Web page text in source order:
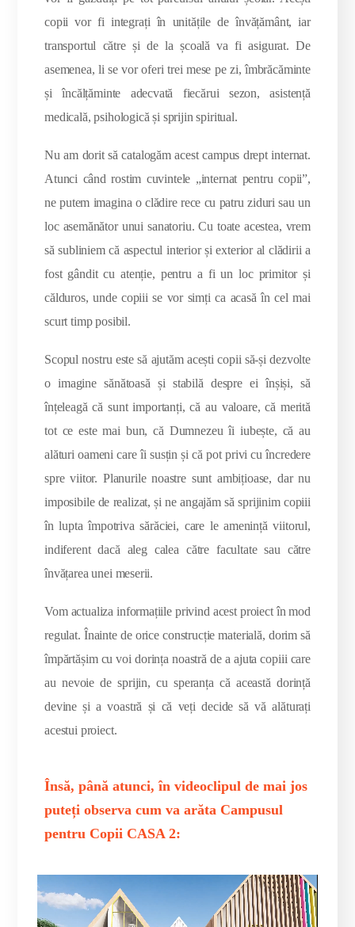
copii vor fi integrați în unitățile de învățământ, iar
transportul către și de la școală va fi asigurat. De
asemenea, li se vor oferi trei mese pe zi, îmbrăcăminte
și încălțăminte adecvată fiecărui sezon, asistență
medicală, psihologică și sprijin spiritual.
Nu am dorit să catalogăm acest campus drept internat.
Atunci când rostim cuvintele „internat pentru copii”,
ne putem imagina o clădire rece cu patru ziduri sau un
loc asemănător unui sanatoriu. Cu toate acestea, vrem
să subliniem că aspectul interior și exterior al clădirii a
fost gândit cu atenție, pentru a fi un loc primitor și
călduros, unde copiii se vor simți ca acasă în cel mai
scurt timp posibil.
Scopul nostru este să ajutăm acești copii să-și dezvolte
o imagine sănătoasă și stabilă despre ei înșiși, să
înțeleagă că sunt importanți, că au valoare, că merită
tot ce este mai bun, că Dumnezeu îi iubește, că au
alături oameni care îi susțin și că pot privi cu încredere
spre viitor. Planurile noastre sunt ambițioase, dar nu
imposibile de realizat, și ne angajăm să sprijinim copiii
în lupta împotriva sărăciei, care le amenință viitorul,
indiferent dacă aleg calea către facultate sau către
învățarea unei meserii.
Vom actualiza informațiile privind acest proiect în mod
regulat. Înainte de orice construcție materială, dorim să
împărtășim cu voi dorința noastră de a ajuta copiii care
au nevoie de sprijin, cu speranța că această dorință
devine și a voastră și că veți decide să vă alăturați
acestui proiect.
Însă, până atunci, în videoclipul de mai jos
puteți observa cum va arăta Campusul
pentru Copii CASA 2: